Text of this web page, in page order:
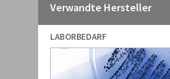
Verwandte Hersteller
LABORBEDARF